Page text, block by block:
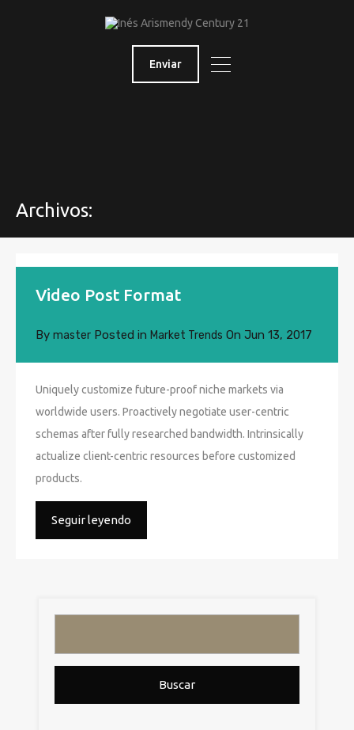
Enviar
Archivos:
Video Post Format
By master Posted in Market Trends On Jun 13, 2017
Uniquely customize future-proof niche markets via
worldwide users. Proactively negotiate user-centric
schemas after fully researched bandwidth. Intrinsically
actualize client-centric resources before customized
products.
Seguir leyendo